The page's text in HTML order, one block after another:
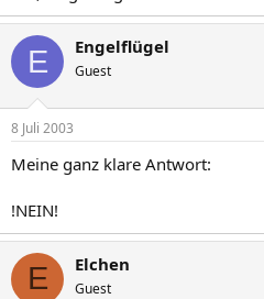
E Engelflügel
Guest
8 Juli 2003
Meine ganz klare Antwort:
!NEIN!
E Elchen
Guest